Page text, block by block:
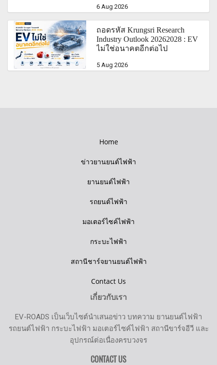
6 Aug 2026
ถอดรหัส Krungsri Research
Industry Outlook 20262028 : EV
ไม่ใช่อนาคตอีกต่อไป
5 Aug 2026
Home
ข่าวยานยนต์ไฟฟ้า
ยานยนต์ไฟฟ้า
รถยนต์ไฟฟ้า
มอเตอร์ไซค์ไฟฟ้า
กระบะไฟฟ้า
สถานีชาร์จยานยนต์ไฟฟ้า
Contact Us
เกี่ยวกับเรา
EV-ROADS เป็นเว็บไซต์นำเสนอข่าว บทความ ยานยนต์ไฟฟ้า
รถยนต์ไฟฟ้า กระบะไฟฟ้า มอเตอร์ไซค์ไฟฟ้า สถานีขาร์จอีวี และ
อุปกรณ์ต่อเนื่องครบวงจร
CONTACT US